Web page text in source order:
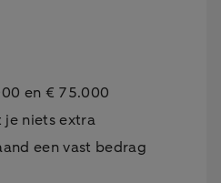
en € 75.000
je niets extra
een vast bedrag